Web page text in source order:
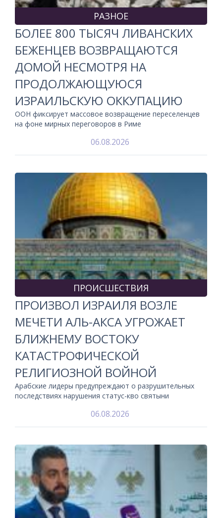
РАЗНОЕ
БОЛЕЕ 800 ТЫСЯЧ ЛИВАНСКИХ
БЕЖЕНЦЕВ ВОЗВРАЩАЮТСЯ
ДОМОЙ НЕСМОТРЯ НА
ПРОДОЛЖАЮЩУЮСЯ
ИЗРАИЛЬСКУЮ ОККУПАЦИЮ
ООН фиксирует массовое возвращение переселенцев
на фоне мирных переговоров в Риме
06.08.2026
ПРОИСШЕСТВИЯ
ПРОИЗВОЛ ИЗРАИЛЯ ВОЗЛЕ
МЕЧЕТИ АЛЬ-АКСА УГРОЖАЕТ
БЛИЖНЕМУ ВОСТОКУ
КАТАСТРОФИЧЕСКОЙ
РЕЛИГИОЗНОЙ ВОЙНОЙ
Арабские лидеры предупреждают о разрушительных
последствиях нарушения статус-кво святыни
06.08.2026